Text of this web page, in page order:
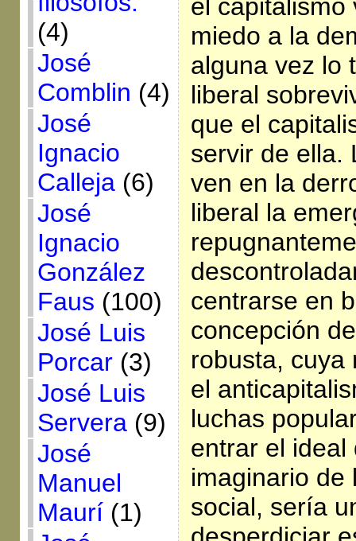
(4)
José
Comblin (4)
José
Ignacio
Calleja(6)
José
Ignacio
González
Faus (100)
José Luis
Porcar(3)
José Luis
Servera(9)
José
Manuel
Maurí(1)
el capitalismo
miedo a la
alguna vez lo
liberal
que el
servir de ella.
ven en la
liberal la
centrarse en
concepción
robusta, cuya
el
luchas
entrar el ideal
imaginario de
social, sería